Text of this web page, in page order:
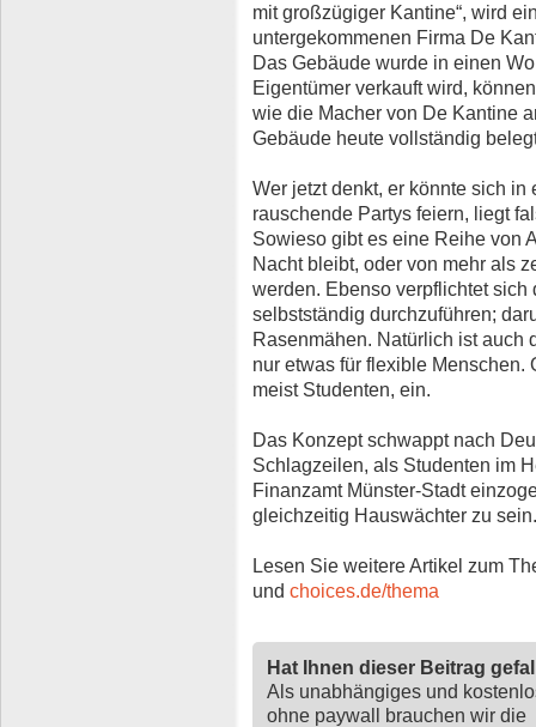
mit großzügiger Kantine“, wird
untergekommenen Firma De
Das Gebäude wurde in einen
Eigentümer verkauft wird,
wie die Macher von De Kantine
Gebäude heute vollständig
Wer jetzt denkt, er könnte sich
rauschende Partys feiern, liegt
Sowieso gibt es eine Reihe von
Nacht bleibt, oder von mehr als
werden. Ebenso verpflichtet
selbstständig durchzuführen;
Rasenmähen. Natürlich ist auch
nur etwas für flexible Menschen.
meist Studenten, ein.
Das Konzept schwappt nach
Schlagzeilen, als Studenten im
Finanzamt Münster-Stadt
gleichzeitig Hauswächter zu sein.
Lesen Sie weitere Artikel zum
und choices.de/thema
Hat Ihnen dieser Beitrag
Als unabhängiges und
ohne paywall brauchen wir die